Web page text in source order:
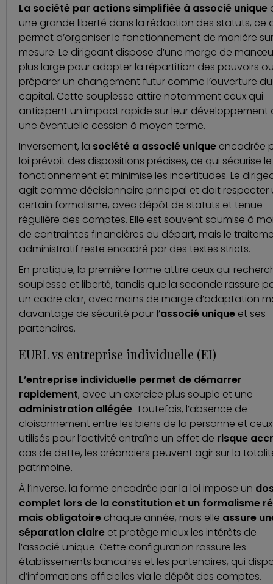
La société par actions simplifiée à associé unique
une grande liberté dans la rédaction des statuts, ce
permet d’organiser le fonctionnement de manière
mesure. Le dirigeant dispose d’une marge de
plus large pour adapter la répartition des pouvoirs
préparer un changement futur comme l’ouverture du
capital. Cette souplesse attire notamment ceux qui
anticipent un impact rapide sur leur développement
une éventuelle cession à moyen terme.
Inversement, la société a associé unique encadrée
loi prévoit des dispositions précises, ce qui sécurise le
fonctionnement et minimise les incertitudes. Le
agit comme décisionnaire principal et doit respecter
certain formalisme, avec dépôt de statuts et tenue
régulière des comptes. Elle est souvent soumise à
de contraintes financières au départ, mais le
administratif reste encadré par des textes stricts.
En pratique, la première forme attire ceux qui
souplesse et liberté, tandis que la seconde rassure
un cadre clair, avec moins de marge d’adaptation
davantage de sécurité pour l’associé unique et ses
partenaires.
EURL vs entreprise individuelle (EI)
L’entreprise individuelle permet de démarrer
rapidement, avec un exercice plus souple et une
administration allégée. Toutefois, l’absence de
cloisonnement entre les biens de la personne et ceux
utilisés pour l’activité entraîne un effet de risque
cas de dette, les créanciers peuvent agir sur la
patrimoine.
À l’inverse, la forme encadrée par la loi impose un
complet lors de la constitution et un formalisme
mais obligatoire chaque année, mais elle assure
séparation claire et protège mieux les intérêts de
l’associé unique. Cette configuration rassure les
établissements bancaires et les partenaires, qui
d’informations officielles via le dépôt des comptes.